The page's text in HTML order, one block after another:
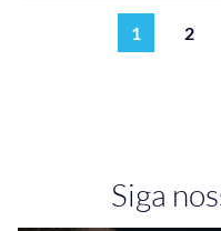
1 2
Siga